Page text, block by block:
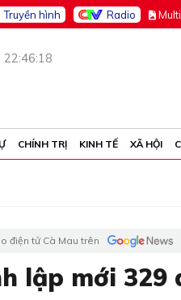
Truyền hình Radio M
CHÍNH TRỊ KINH TẾ XÃ HỘI
điện tử Cà Mau trên
lập mới 329